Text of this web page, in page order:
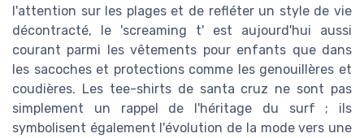
l'attention sur les plages et de refléter un style de vie
décontracté, le 'screaming t' est aujourd'hui aussi
courant parmi les vêtements pour enfants que dans
les sacocheset protectionscomme les genouillères et
coudières. Les tee-shirtsde santa cruz ne sont pas
simplement un rappel de l'héritage du surf ; ils
symbolisent également l'évolution de la mode vers une